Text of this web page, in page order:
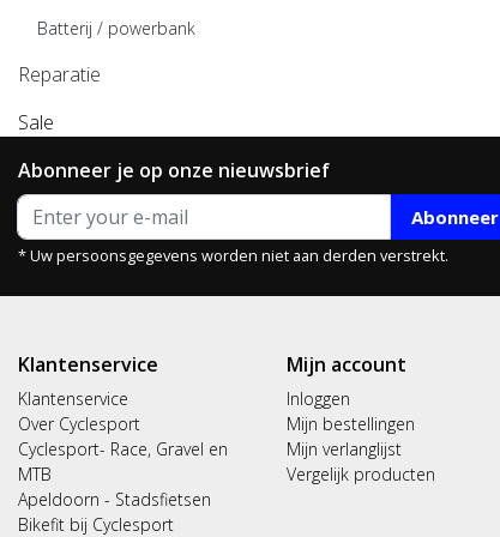
Batterij / powerbank
Reparatie
Sale
Abonneer je op onze nieuwsbrief
Abonneer
* Uw persoonsgegevens worden niet aan derden verstrekt.
Klantenservice
Klantenservice
Over Cyclesport
Cyclesport- Race, Gravel en
MTB
Apeldoorn - Stadsfietsen
Bikefit bij Cyclesport
Mijn account
Inloggen
Mijn bestellingen
Mijn verlanglijst
Vergelijk producten